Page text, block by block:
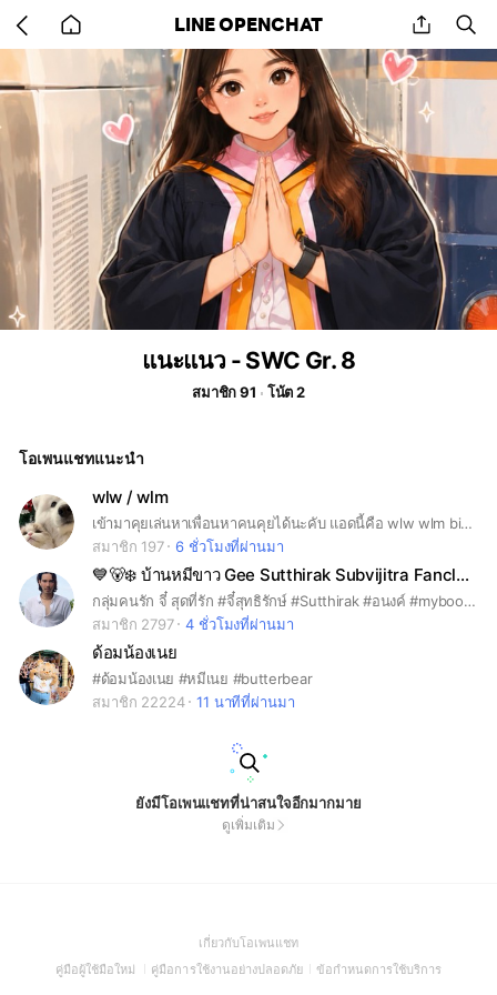
back
to
home
LINE OPENCHAT share
แนะแนว - SWC Gr. 8
สมาชิก 91 โน้ต 2
โอเพนแชทแนะนำ
wlw / wlm
เข้ามาคุยเล่นหาเพื่อนหาคนคุยได้นะคับ แอดนี้คือ wlw wlm bi ขอคนที่เกิด 010-014🥹🥺
สมาชิก 197
6 ชั่วโมงที่ผ่านมา
💙🐻‍❄️ บ้านหมีขาว Gee Sutthirak Subvijitra Fanclub สุดที่รัก
กลุ่มคนรัก จี๋ สุดที่รัก #จี๋สุทธิรักษ์ #Sutthirak #อนงค์ #myboo #สุทธิรักษ์ทรัพย์วิจิตร #ภาพยนต์ #พี่จี๋ #จี๋4kings #4kings #Geesutthirak #Gee #สุดที่รัก #หมีขั่วโลก
สมาชิก 2797
4 ชั่วโมงที่ผ่านมา
ด้อมน้องเนย
#ด้อมน้องเนย #หมีเนย #butterbear
สมาชิก 22224
11 นาทีที่ผ่านมา
ยังมีโอเพนแชทที่น่าสนใจอีกมากมาย
ดูเพิ่มเติม
เกี่ยวกับโอเพนแชท(Open
in
คู่มือผู้ใช้มือใหม่
(Open
คู่มือการใช้งานอย่างปลอดภัย(Open
ข้อกำหนดการใช้บริการ(Open